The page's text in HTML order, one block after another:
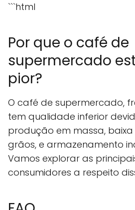
```html
Por que o café de
supermercado
pior?
O café de supermercado,
tem qualidade inferior
produção em massa,
grãos, e armazenamento
Vamos explorar as
consumidores a respeito